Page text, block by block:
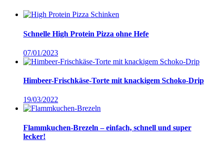
Schnelle High Protein Pizza ohne Hefe
07/01/2023
Himbeer-Frischkäse-Torte mit knackigem Schoko-Drip
19/03/2022
Flammkuchen-Brezeln – einfach, schnell und super
lecker!